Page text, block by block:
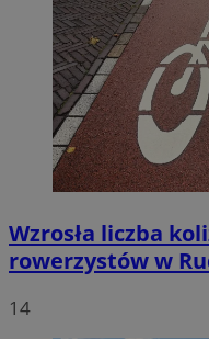
Wzrosła liczba
rowerzystów w
14